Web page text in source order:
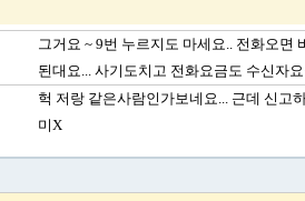
그거요 ~ 9번 누르지도 마세요.. 전화오면
된대요... 사기도치고 전화요금도 수신자
헉 저랑 같은사람인가보네요... 근데 신고
미X